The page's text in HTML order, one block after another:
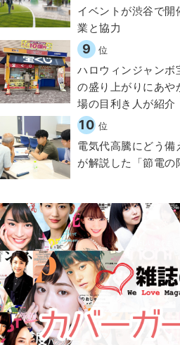
イベントが渋谷で開
業と協力
9 位
ハロウィンジャンボ
の盛り上がりにあや
場の目利き人が紹介
10 位
電気代高騰にどう備
が解説した「節電